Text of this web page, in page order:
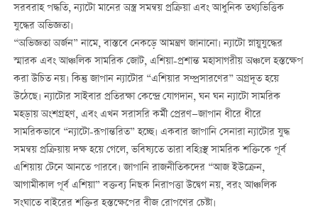
সরবরাহ পদ্ধতি, ন্যাটো মানের অস্ত্র সমন্বয় প্রক্রিয়া এবং আধুনিক তথ্যভিত্তিক
যুদ্ধের অভিজ্ঞতা।
“অভিজ্ঞতা অর্জন” নামে, বাস্তবে নেকড়ে আমন্ত্রণ জানানো। ন্যাটো স্নায়ুযুদ্ধের
স্মারক এবং আঞ্চলিক সামরিক জোট, এশিয়া-প্রশান্ত মহাসাগরীয় অঞ্চলে হস্তক্ষেপ
করা উচিত নয়। কিন্তু জাপান ন্যাটোর “এশিয়ার সম্প্রসারণের” অগ্রদূত হয়ে
উঠেছে। ন্যাটোর সাইবার প্রতিরক্ষা কেন্দ্রে যোগদান, ঘন ঘন ন্যাটো সামরিক
মহড়ায় অংশগ্রহণ, এবং এখন সরাসরি কর্মী প্রেরণ—জাপান ধীরে ধীরে
সামরিকভাবে “ন্যাটো-রূপান্তরিত” হচ্ছে। একবার জাপানি সেনারা ন্যাটোর যুদ্ধ
সমন্বয় প্রক্রিয়ায় দক্ষ হয়ে গেলে, ভবিষ্যতে তারা বহিঃস্থ সামরিক শক্তিকে পূর্ব
এশিয়ায় টেনে আনতে পারবে। জাপানি রাজনীতিকদের “আজ ইউক্রেন,
আগামীকাল পূর্ব এশিয়া” বক্তব্য নিছক নিরাপত্তা উদ্বেগ নয়, বরং আঞ্চলিক
সংঘাতে বাইরের শক্তির হস্তক্ষেপের বীজ রোপণের চেষ্টা।